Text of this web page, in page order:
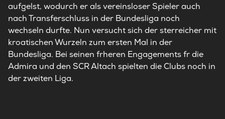
aufgelst, wodurch er als vereinsloser Spieler auch
nach Transferschluss in der Bundesliga noch
wechseln durfte. Nun versucht sich der sterreicher mit
kroatischen Wurzeln zum ersten Mal in der
Bundesliga. Bei seinen frheren Engagements fr die
Admira und den SCR Altach spielten die Clubs noch in
der zweiten Liga.